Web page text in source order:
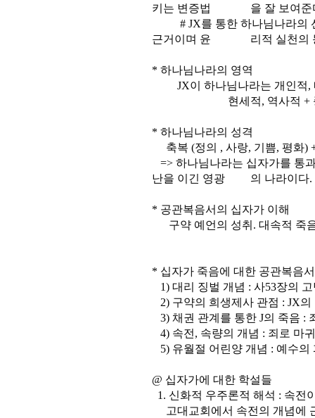
키는 변증법 을 잘 보여준
# JX를 통한 하나님나라의
근거이며 윤 리적 실천의
* 하나님나라의 영역
JX이 하나님나라는 개인적,
현세적, 역사적 + 종말
* 하나님나라의 성격
축복 (정의 , 사랑, 기쁨, 평화)
=> 하나님나라는 십자가를 통
난을 이긴 영광 의 나라이다.
* 공관복음서의 십자가 이해
구약 예언의 성취. 대속적 죽
* 십자가 죽음에 대한 공관복음
1) 대리 징벌 개념 : 사53장의
2) 구약의 희생제사 관점 : JX
3) 채권 관계를 통한 J의 죽음 :
4) 속전, 속량의 개념 : 죄로 마
5) 유월절 어린양 개념 : 예수의
@ 십자가에 대한 학설들
1. 신화적 우주론적 해석 : 속전
고대교회에서 속전의 개념에